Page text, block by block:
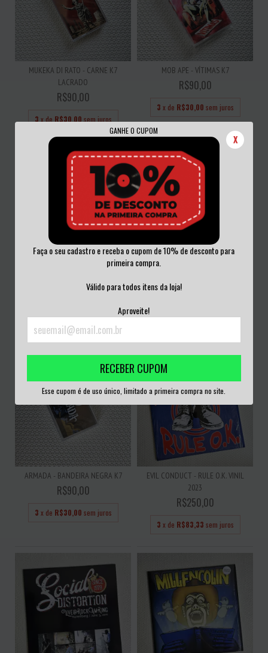
GANHE O CUPOM
X
Faça o seu cadastro e receba o cupom de 10% de desconto para
primeira compra.
Válido para todos itens da loja!
Aproveite!
RECEBER CUPOM
Esse cupom é de uso único, limitado a primeira compra no site.
MUKEKA DI RATO - CARNE K7
LACRADO
R$90,00
3 x de R$30,00 sem juros
MOB APE - VÍTIMAS K7
R$90,00
3 x de R$30,00 sem juros
ON DRUGS K7
ARMADA - BANDEIRA NEGRA K7
R$90,00
3 x de R$30,00 sem juros
EVIL CONDUCT - RULE O.K. VINIL
2023
R$250,00
3 x de R$83,33 sem juros